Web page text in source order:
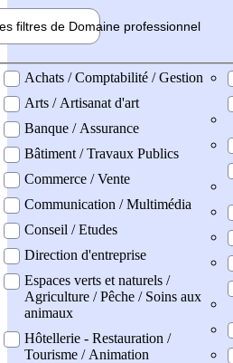
filtres de Domaine professionnel
professionel
Achats / Comptabilité / Gestion
Arts / Artisanat d'art
Banque / Assurance
Bâtiment / Travaux Publics
Commerce / Vente
Communication / Multimédia
Conseil / Etudes
Direction d'entreprise
Espaces verts et naturels /
Agriculture / Pêche / Soins aux
animaux
Hôtellerie - Restauration /
Tourisme / Animation